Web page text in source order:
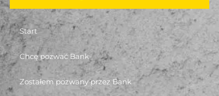
Start
Chcę pozwać Bank
Zostałem pozwany przez Bank